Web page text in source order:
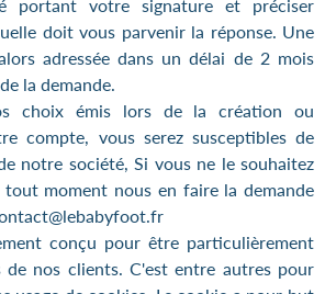
doit vous parvenir la réponse. Une
adressée dans un délai de 2 mois
la demande.
choix émis lors de la création ou
compte, vous serez susceptibles de
notre société, Si vous ne le souhaitez
tout moment nous en faire la demande
conçu pour être particulièrement
nos clients. C'est entre autres pour